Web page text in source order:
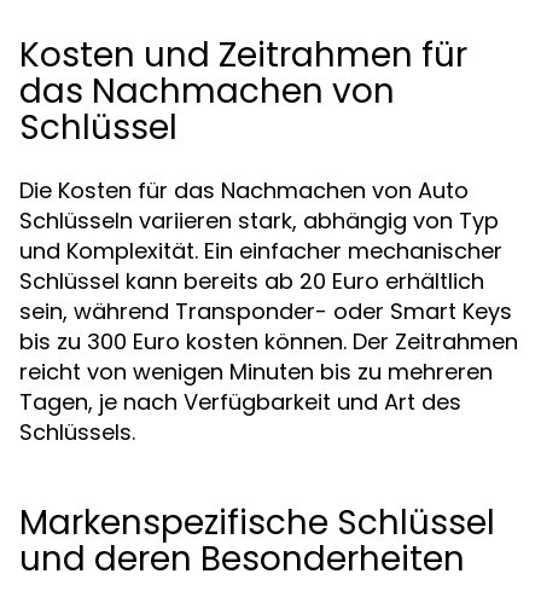
Kosten und Zeitrahmen für
das Nachmachen von
Schlüssel
Die Kosten für das Nachmachen von Auto
Schlüsseln variieren stark, abhängig von Typ
und Komplexität. Ein einfacher mechanischer
Schlüssel kann bereits ab 20 Euro erhältlich
sein, während Transponder- oder Smart Keys
bis zu 300 Euro kosten können. Der Zeitrahmen
reicht von wenigen Minuten bis zu mehreren
Tagen, je nach Verfügbarkeit und Art des
Schlüssels.
Markenspezifische Schlüssel
und deren Besonderheiten